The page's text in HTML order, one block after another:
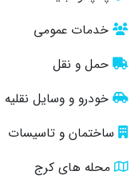
خدمات عمومی
حمل و نقل
خودرو و وسایل نقلیه
ساختمان و تاسیسات
محله های کرج